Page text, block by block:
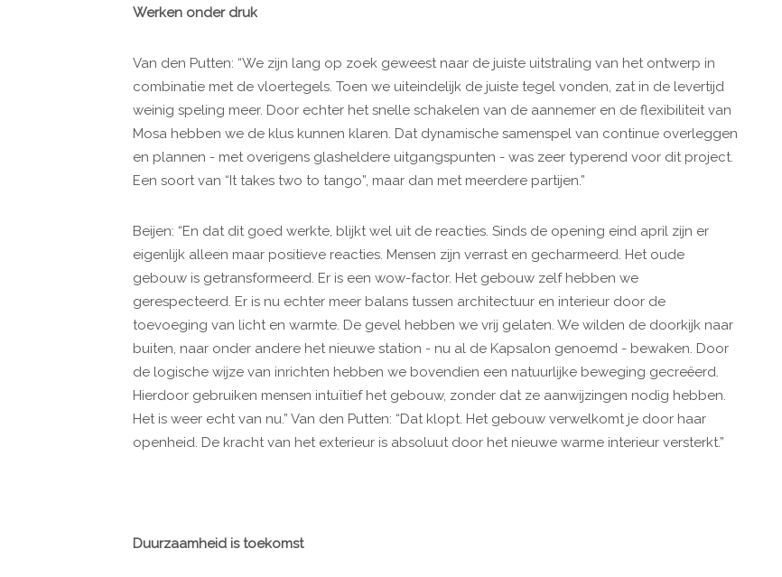
Werken onder druk
Van den Putten: “We zijn lang op zoek geweest naar de juiste uitstraling van het ontwerp in
combinatie met de vloertegels. Toen we uiteindelijk de juiste tegel vonden, zat in de levertijd
weinig speling meer. Door echter het snelle schakelen van de aannemer en de flexibiliteit van
Mosa hebben we de klus kunnen klaren. Dat dynamische samenspel van continue overleggen
en plannen - met overigens glasheldere uitgangspunten - was zeer typerend voor dit project.
Een soort van “It takes two to tango”, maar dan met meerdere partijen.”
Beijen: “En dat dit goed werkte, blijkt wel uit de reacties. Sinds de opening eind april zijn er
eigenlijk alleen maar positieve reacties. Mensen zijn verrast en gecharmeerd. Het oude
gebouw is getransformeerd. Er is een wow-factor. Het gebouw zelf hebben we
gerespecteerd. Er is nu echter meer balans tussen architectuur en interieur door de
toevoeging van licht en warmte. De gevel hebben we vrij gelaten. We wilden de doorkijk naar
buiten, naar onder andere het nieuwe station - nu al de Kapsalon genoemd - bewaken. Door
de logische wijze van inrichten hebben we bovendien een natuurlijke beweging gecreëerd.
Hierdoor gebruiken mensen intuïtief het gebouw, zonder dat ze aanwijzingen nodig hebben.
Het is weer echt van nu.” Van den Putten: “Dat klopt. Het gebouw verwelkomt je door haar
openheid. De kracht van het exterieur is absoluut door het nieuwe warme interieur versterkt.”
Duurzaamheid is toekomst